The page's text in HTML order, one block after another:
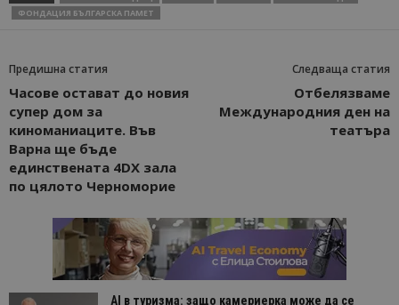
ФОНДАЦИЯ БЪЛГАРСКА ПАМЕТ
Предишна статия
Часове остават до новия
супер дом за
киноманиаците. Във
Варна ще бъде
единствената 4DX зала
по цялото Черноморие
Следваща статия
Отбелязваме
Международния ден на
театъра
AI в туризма: защо камериерка може да се